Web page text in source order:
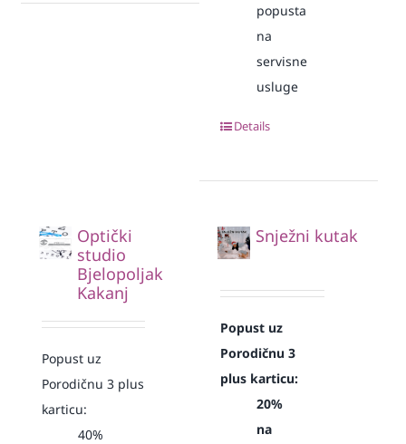
popusta
na
servisne
usluge
Details
Optički
studio
Bjelopoljak
Kakanj
Popust uz
Porodičnu 3 plus
karticu:
40%
Snježni kutak
Popust uz
Porodičnu 3
plus karticu:
20%
na